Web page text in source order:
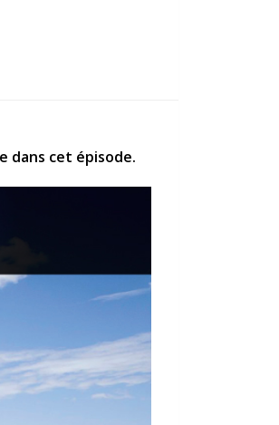
dans cet épisode.